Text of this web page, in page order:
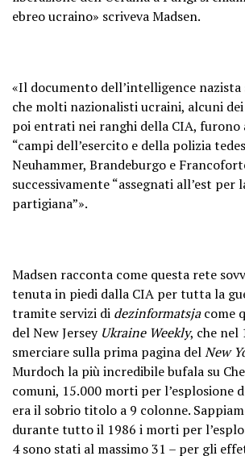
ebreo ucraino» scriveva Madsen.
«Il documento dell’intelligence
che molti nazionalisti ucraini, alcuni
poi entrati nei ranghi della CIA, furono
“campi dell’esercito e della polizia
Neuhammer, Brandeburgo e
successivamente “assegnati all’est per
partigiana”».
Madsen racconta come questa rete
tenuta in piedi dalla CIA per tutta la
tramite servizi di dezinformatsjacome
del New Jersey Ukraine Weekly, che nel
smerciare sulla prima pagina delNew
Murdoch la più incredibile bufala su
comuni, 15.000 morti per l’esplosione
era il sobrio titolo a 9 colonne.
durante tutto il 1986 i morti per
4 sono stati al massimo 31 – per gli